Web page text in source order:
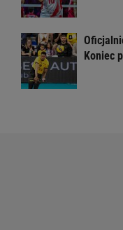
Koniec